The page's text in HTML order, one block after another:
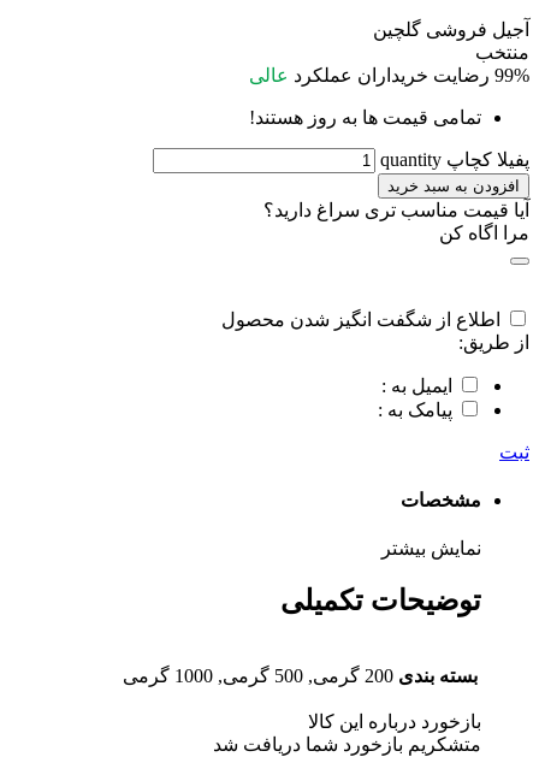
آجیل فروشی گلچین
منتخب
99% رضایت خریداران عملکرد عالی
تمامی قیمت ها به روز هستند!
پفیلا کچاپ quantity
افزودن به سبد خرید
آیا قیمت مناسب تری سراغ دارید؟
مرا اگاه کن
اطلاع از شگفت انگیز شدن محصول
از طریق:
ایمیل به :
پیامک به :
ثبت
مشخصات
نمایش بیشتر
توضیحات تکمیلی
بسته بندی 200 گرمی, 500 گرمی, 1000 گرمی
بازخورد درباره این کالا
متشکریم بازخورد شما دریافت شد